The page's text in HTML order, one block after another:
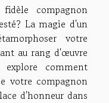
compagnon
La magie d'un
votre
au rang d'œuvre
comment
votre compagnon
d'honneur dans